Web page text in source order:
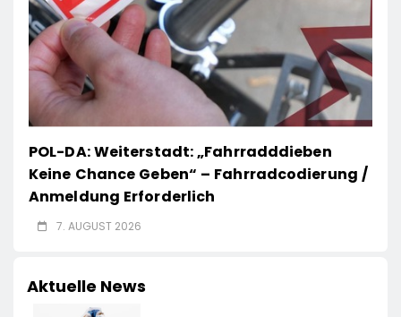
POL-DA: Weiterstadt: „Fahrradddieben
Keine Chance Geben“ – Fahrradcodierung /
Anmeldung Erforderlich
7. AUGUST 2026
Aktuelle News